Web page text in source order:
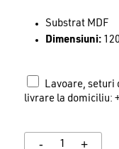
a
fost:
Substrat MDF
Dimensiuni:
Lavoare, seturi
livrare la domiciliu: